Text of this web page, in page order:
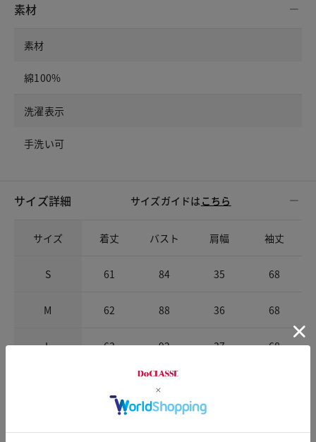
素材
素材
綿100%
洗濯表示
手洗い可
サイズ詳細 サイズガイドは こちら
サイズ 着丈 バスト 肩幅 袖丈
S 61 84 35 68
M 62 88 36 68
L 63 92 37 68
64.5